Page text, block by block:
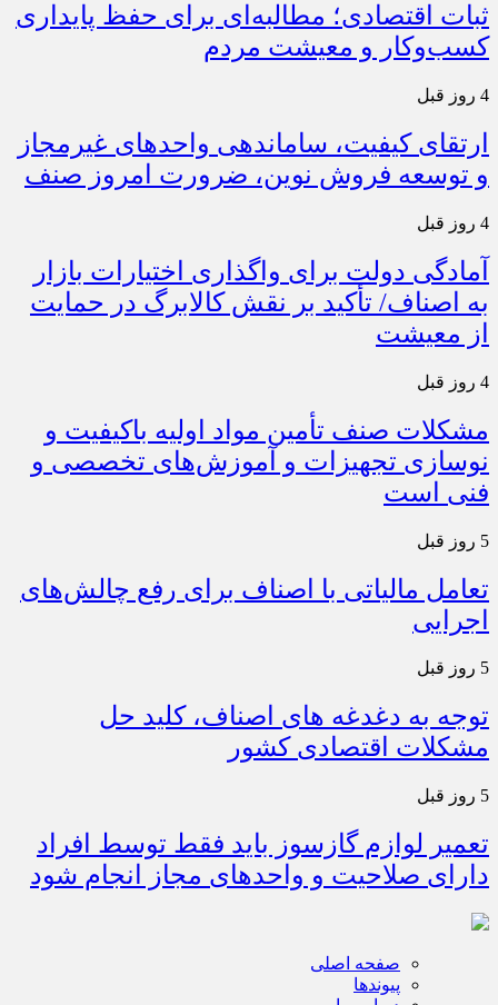
ثبات اقتصادی؛ مطالبه‌ای برای حفظ پایداری
کسب‌وکار و معیشت مردم
4 روز قبل
ارتقای کیفیت، ساماندهی واحدهای غیرمجاز
و توسعه فروش نوین، ضرورت امروز صنف
4 روز قبل
آمادگی دولت برای واگذاری اختیارات بازار
به اصناف/ تأکید بر نقش کالابرگ در حمایت
از معیشت
4 روز قبل
مشکلات صنف تأمین مواد اولیه باکیفیت و
نوسازی تجهیزات و آموزش‌های تخصصی و
فنی است
5 روز قبل
تعامل مالیاتی با اصناف برای رفع چالش‌های
اجرایی
5 روز قبل
توجه به دغدغه های اصناف، کلید حل
مشکلات اقتصادی کشور
5 روز قبل
تعمیر لوازم گازسوز باید فقط توسط افراد
دارای صلاحیت و واحدهای مجاز انجام شود
صفحه اصلی
پیوندها